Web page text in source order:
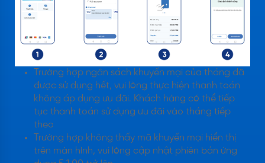
Trường hợp ngân sách khuyến mại của tháng đã
được sử dụng hết, vui lòng thực hiện thanh toán
không áp dụng ưu đãi. Khách hàng có thể tiếp
tục thanh toán sử dụng ưu đãi vào tháng tiếp
theo
Trường hợp không thấy mã khuyến mại hiển thị
trên màn hình, vui lòng cập nhật phiên bản ứng